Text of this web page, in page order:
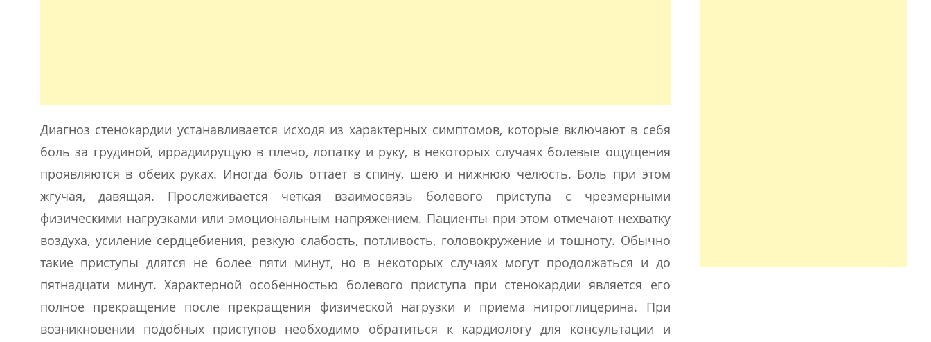
Диагноз стенокардии устанавливается исходя из характерных симптомов, которые включают в себя
боль за грудиной, иррадиирущую в плечо, лопатку и руку, в некоторых случаях болевые ощущения
проявляются в обеих руках. Иногда боль оттает в спину, шею и нижнюю челюсть. Боль при этом
жгучая, давящая. Прослеживается четкая взаимосвязь болевого приступа с чрезмерными
физическими нагрузками или эмоциональным напряжением. Пациенты при этом отмечают нехватку
воздуха, усиление сердцебиения, резкую слабость, потливость, головокружение и тошноту. Обычно
такие приступы длятся не более пяти минут, но в некоторых случаях могут продолжаться и до
пятнадцати минут. Характерной особенностью болевого приступа при стенокардии является его
полное прекращение после прекращения физической нагрузки и приема нитроглицерина. При
возникновении подобных приступов необходимо обратиться к кардиологу для консультации и